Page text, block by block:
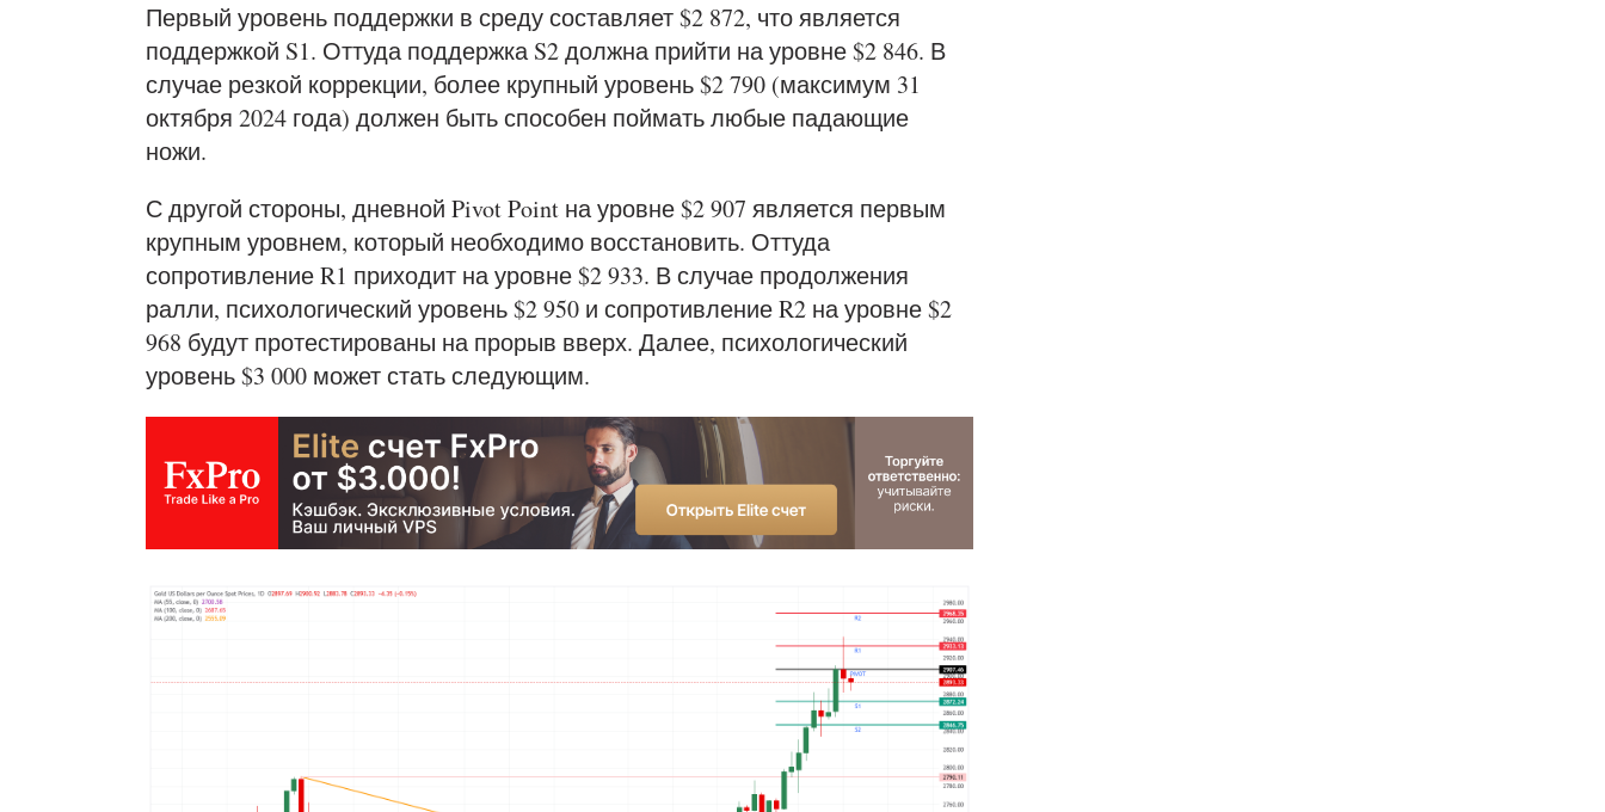
Первый уровень поддержки в среду составляет $2 872, что является
поддержкой S1. Оттуда поддержка S2 должна прийти на уровне $2 846. В
случае резкой коррекции, более крупный уровень $2 790 (максимум 31
октября 2024 года) должен быть способен поймать любые падающие
ножи.
С другой стороны, дневной Pivot Point на уровне $2 907 является первым
крупным уровнем, который необходимо восстановить. Оттуда
сопротивление R1 приходит на уровне $2 933. В случае продолжения
ралли, психологический уровень $2 950 и сопротивление R2 на уровне $2
968 будут протестированы на прорыв вверх. Далее, психологический
уровень $3 000 может стать следующим.